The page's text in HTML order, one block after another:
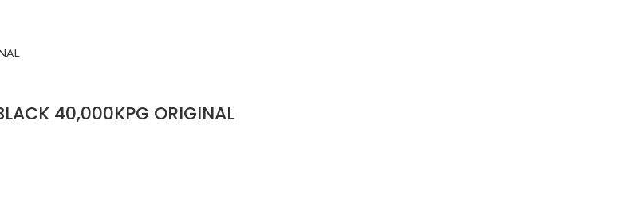
40,000KPG ORIGINAL